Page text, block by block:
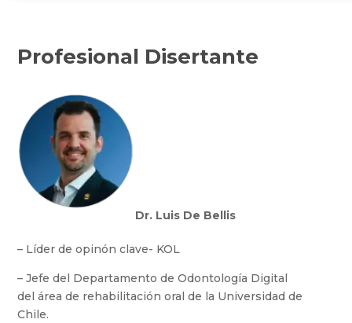
Profesional Disertante
Dr. Luis De Bellis
– Líder de opinón clave- KOL
– Jefe del Departamento de Odontología Digital
del área de rehabilitación oral de la Universidad de
Chile.